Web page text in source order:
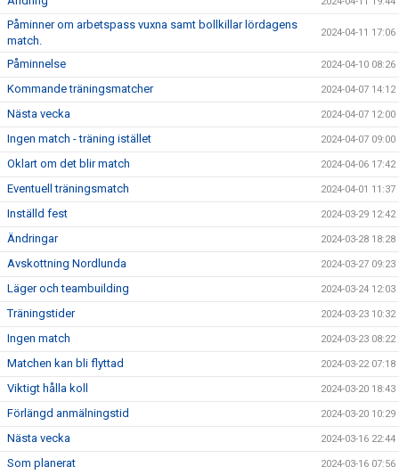
Påminner om arbetspass vuxna samt bollkillar lördagens
match.
2024-04-11 17:06
Påminnelse 2024-04-10 08:26
Kommande träningsmatcher 2024-04-07 14:12
Nästa vecka 2024-04-07 12:00
Ingen match - träning istället 2024-04-07 09:00
Oklart om det blir match 2024-04-06 17:42
Eventuell träningsmatch 2024-04-01 11:37
Inställd fest 2024-03-29 12:42
Ändringar 2024-03-28 18:28
Avskottning Nordlunda 2024-03-27 09:23
Läger och teambuilding 2024-03-24 12:03
Träningstider 2024-03-23 10:32
Ingen match 2024-03-23 08:22
Matchen kan bli flyttad 2024-03-22 07:18
Viktigt hålla koll 2024-03-20 18:43
Förlängd anmälningstid 2024-03-20 10:29
Nästa vecka 2024-03-16 22:44
Som planerat 2024-03-16 07:56